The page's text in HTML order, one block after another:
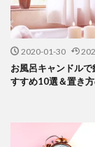
2020-01-30
お風呂キャンドル
すすめ10選＆置き